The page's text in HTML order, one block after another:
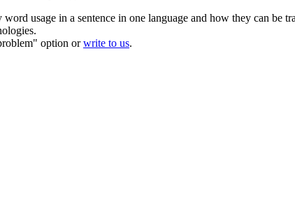
usage in a sentence in one language and how they can be
option orwrite to us.